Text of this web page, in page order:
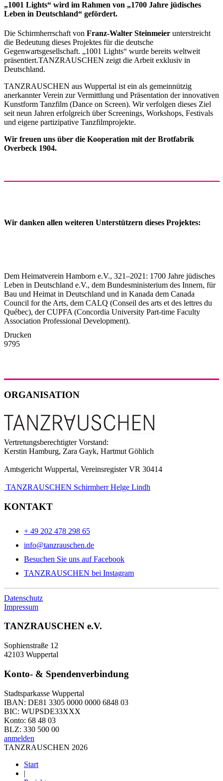
„1001 Lights“ wird im Rahmen von „1700 Jahre jüdisches
Leben in Deutschland“ gefördert.
Die Schirmherrschaft von Franz-Walter Steinmeier unterstreicht
die Bedeutung dieses Projektes für die deutsche
Gegenwartsgesellschaft. „1001 Lights“ wurde bereits weltweit
präsentiert.TANZRAUSCHEN zeigt die Arbeit exklusiv in
Deutschland.
TANZRAUSCHEN aus Wuppertal ist ein als gemeinnützig
anerkannter Verein zur Vermittlung und Präsentation der innovativen
Kunstform Tanzfilm (Dance on Screen). Wir verfolgen dieses Ziel
seit neun Jahren erfolgreich über Screenings, Workshops, Festivals
und eigene partizipative Tanzfilmprojekte.
Wir freuen uns über die Kooperation mit der Brotfabrik
Overbeck 1904.
Wir danken allen weiteren Unterstützern dieses Projektes:
Dem Heimatverein Hamborn e.V., 321–2021: 1700 Jahre jüdisches
Leben in Deutschland e.V., dem Bundesministerium des Innern, für
Bau und Heimat in Deutschland und in Kanada dem Canada
Council for the Arts, dem CALQ (Conseil des arts et des lettres du
Québec), der CUPFA (Concordia University Part-time Faculty
Association Professional Development).
Drucken
9795
ORGANISATION
Vertretungsberechtigter Vorstand:
Kerstin Hamburg, Zara Gayk, Hartmut Göhlich
Amtsgericht Wuppertal, Vereinsregister VR 30414
TANZRAUSCHEN Schirmherr Helge Lindh
KONTAKT
+ 49 202 478 298 65
info@tanzrauschen.de
Besuchen Sie uns auf Facebook
TANZRAUSCHEN bei Instagram
Datenschutz
Impressum
TANZRAUSCHEN e.V.
Sophienstraße 12
42103 Wuppertal
Konto- & Spendenverbindung
Stadtsparkasse Wuppertal
IBAN: DE81 3305 0000 0000 6848 03
BIC: WUPSDE33XXX
Konto: 68 48 03
BLZ: 330 500 00
anmelden
TANZRAUSCHEN 2026
Start
|